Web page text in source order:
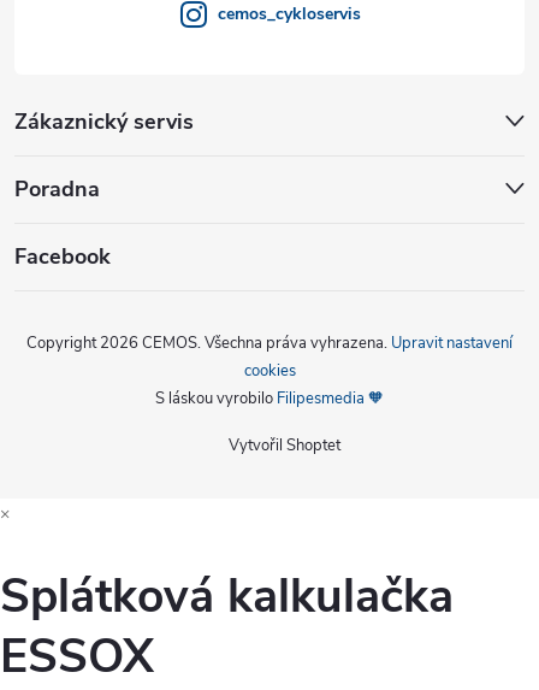
cemos_cykloservis
Zákaznický servis
Poradna
Facebook
Vytvořil Shoptet
Copyright 2026 CEMOS. Všechna práva vyhrazena. Upravit nastavení
cookies
S láskou vyrobilo Filipesmedia 🧡
×
Splátková kalkulačka
ESSOX